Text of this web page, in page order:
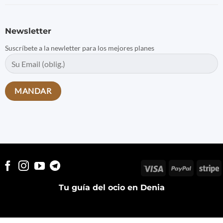
Newsletter
Suscríbete a la newletter para los mejores planes
Tu guía del ocio en Denia
Visa PayPal